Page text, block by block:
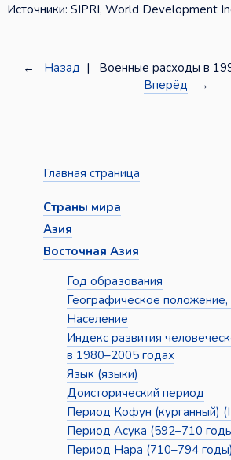
Источники: SIPRI, World Development
← Назад | Военные расходы в
Вперёд →
Главная страница
Страны мира
Азия
Восточная Азия
Год образования
Географическое
Население
Индекс развития
в 1980–2005 годах
Язык (языки)
Доисторический период
Период Кофун (курганный)
Период Асука (592–710
Период Нара (710–794 годы)